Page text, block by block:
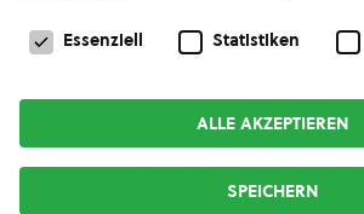
Copyright © 2026bio
Datenschutzeinstellungen
Essenziell Statistiken
ALLE AKZEPTIEREN
SPEICHERN